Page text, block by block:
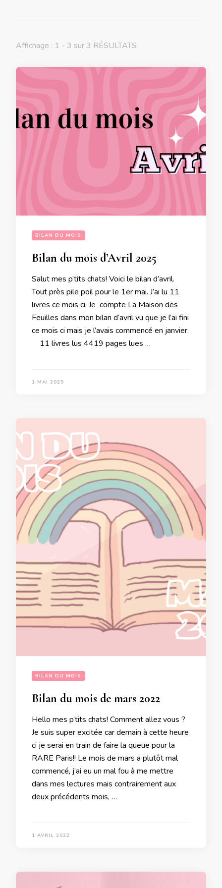
Affichage : 1 - 3 sur 3 RÉSULTATS
BILAN DU MOIS
Bilan du mois d’Avril 2025
Salut mes p’tits chats! Voici le bilan d’avril.
Tout près pile poil pour le 1er mai. J’ai lu 11
livres ce mois ci. Je compte La Maison des
Feuilles dans mon bilan d’avril vu que je l’ai fini
ce mois ci mais je l’avais commencé en janvier.
11 livres lus 4419 pages lues …
1 MAI 2025
BILAN DU MOIS
Bilan du mois de mars 2022
Hello mes p’tits chats! Comment allez vous ?
Je suis super excitée car demain à cette heure
ci je serai en train de faire la queue pour la
RARE Paris!! Le mois de mars a plutôt mal
commencé, j’ai eu un mal fou à me mettre
dans mes lectures mais contrairement aux
deux précédents mois, …
1 AVRIL 2022